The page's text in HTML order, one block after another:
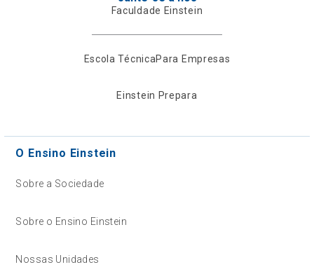
Faculdade Einstein
Escola TécnicaPara Empresas
Einstein Prepara
O Ensino Einstein
Sobre a Sociedade
Sobre o Ensino Einstein
Nossas Unidades